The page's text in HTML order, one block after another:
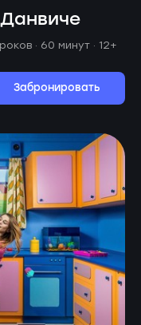
· 60 минут · 12+
Забронировать